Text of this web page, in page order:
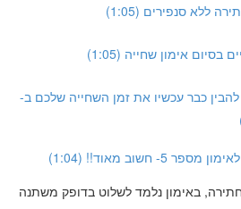
להבין כבר עכשיו את זמן השחייה שלכם ב-
חתירה, באימון נלמד לשלוט בדופק משתנה